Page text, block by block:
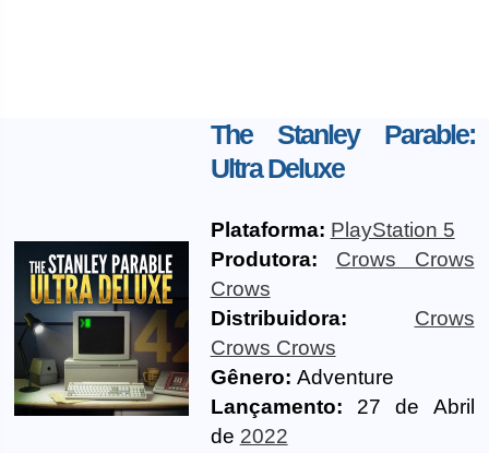
The Stanley Parable:
Ultra Deluxe
Plataforma: PlayStation 5
Produtora:
Crows Crows
Crows
Distribuidora:
Crows
Crows Crows
Gênero: Adventure
Lançamento: 27 de Abril
de 2022